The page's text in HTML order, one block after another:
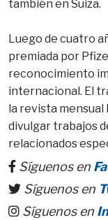
también en Suiza.
Luego de cuatro
premiada por
reconocimiento
internacional. El
la revista
divulgar trabajos
relacionados
Síguenos en
Síguenos en
Síguenos en